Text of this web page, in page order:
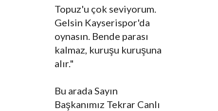
Topuz'u çok seviyorum.
Gelsin Kayserispor'da
oynasın. Bende parası
kalmaz, kuruşu kuruşuna
alır."
Bu arada Sayın
Başkanımız Tekrar Canlı